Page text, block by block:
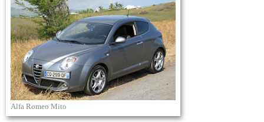
Alfa Romeo Mito